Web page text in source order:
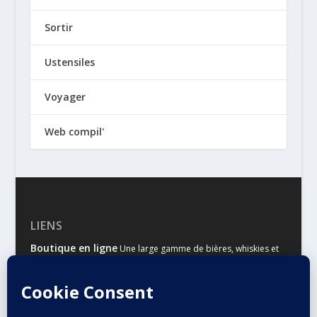
Sortir
Ustensiles
Voyager
Web compil'
LIENS
Boutique en ligneUne large gamme de bières, whiskies et
Malts & HoublonsLe site d’information des amateurs de